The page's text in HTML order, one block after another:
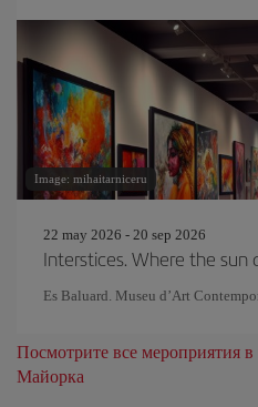
Image: mihaitarniceru
22 may 2026 - 20 sep 2026
Interstices. Where the sun
Es Baluard. Museu d’Art
Посмотрите все мероприятия
Майорка